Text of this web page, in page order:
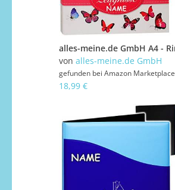
von alles-meine.de GmbH
gefunden bei Amazon Marketplace
18,99 €